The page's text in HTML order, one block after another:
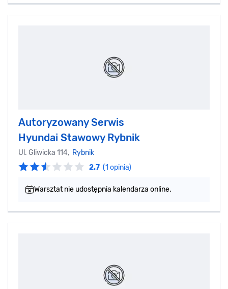
Autoryzowany Serwis
Hyundai Stawowy Rybnik
Ul. Gliwicka 114, Rybnik
2.7 (1 opinia)
Warsztat nie udostępnia kalendarza online.